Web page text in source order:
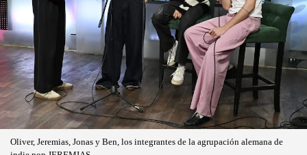
Oliver, Jeremias, Jonas y Ben, los integrantes de la agrupación alemana de